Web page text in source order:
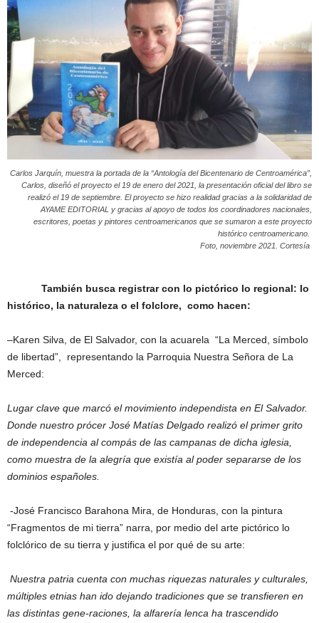
Carlos Jarquín, muestra la portada de la “Antología del Bicentenario de Centroamérica”,
Carlos, diseñó el proyecto el 19 de enero del 2021, la presentación oficial del libro se
realizó el 19 de septiembre. El proyecto se hizo realidad gracias a la solidaridad de
AYAME EDITORIAL y gracias al apoyo de todos los coordinadores nacionales,
escritores, poetas y pintores centroamericanos que se sumaron a este proyecto
histórico centroamericano.
Foto, noviembre 2021. Cortesía
También busca registrar con lo pictórico lo regional: lo
histórico, la naturaleza o el folclore, como hacen:
–Karen Silva, de El Salvador, con la acuarela “La Merced, símbolo
de libertad”, representando la Parroquia Nuestra Señora de La
Merced:
Lugar clave que marcó el movimiento independista en El Salvador.
Donde nuestro prócer José Matías Delgado realizó el primer grito
de independencia al compás de las campanas de dicha iglesia,
como muestra de la alegría que existía al poder separarse de los
dominios españoles.
-José Francisco Barahona Mira, de Honduras, con la pintura
“Fragmentos de mi tierra” narra, por medio del arte pictórico lo
folclórico de su tierra y justifica el por qué de su arte:
Nuestra patria cuenta con muchas riquezas naturales y culturales,
múltiples etnias han ido dejando tradiciones que se transfieren en
las distintas gene-raciones, la alfarería lenca ha trascendido